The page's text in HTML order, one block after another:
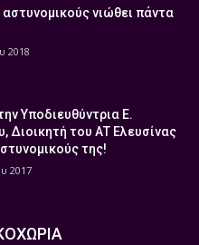
νιώθει πάντα
2018
Υποδιευθύντρια Ε.
Διοικητή του ΑΤ Ελευσίνας
της!
2017